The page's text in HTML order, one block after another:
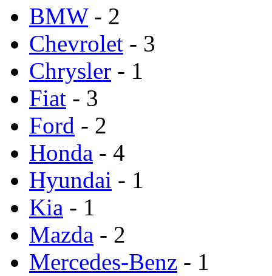
BMW- 2
Chevrolet - 3
Chrysler - 1
Fiat - 3
Ford - 2
Honda - 4
Hyundai - 1
Kia - 1
Mazda - 2
Mercedes-Benz - 1